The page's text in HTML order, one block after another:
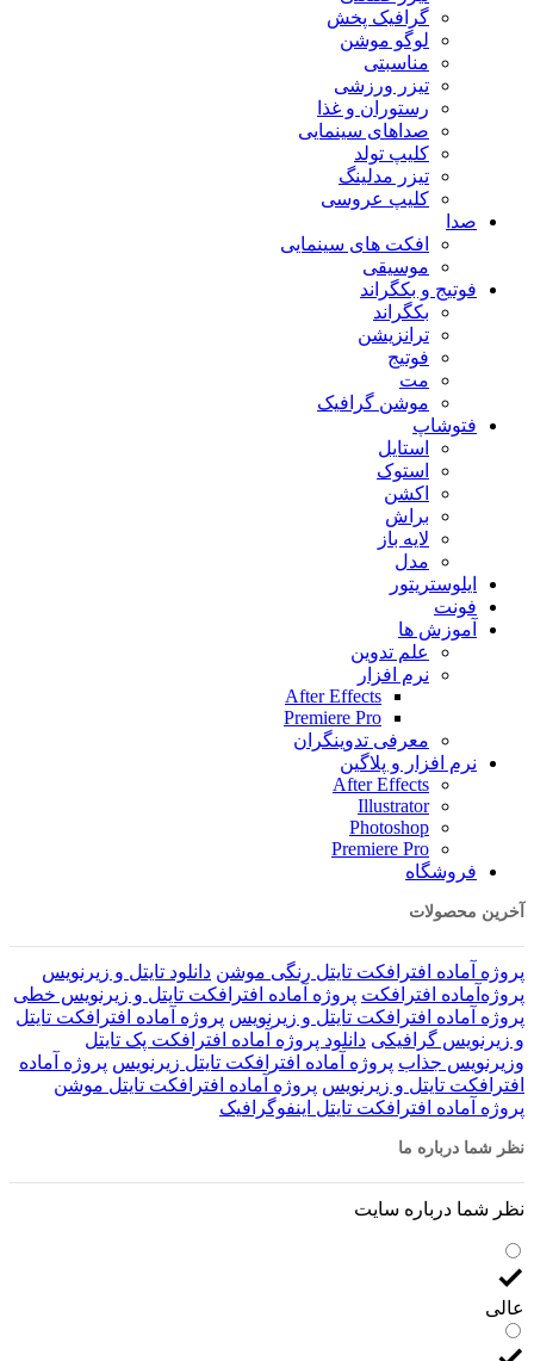
گرافیک پخش
لوگو موشن
مناسبتی
تیزر ورزشی
رستوران و غذا
صداهای سینمایی
کلیپ تولد
تیزر مدلینگ
کلیپ عروسی
صدا
افکت های سینمایی
موسیقی
فوتیج و بکگراند
بکگراند
ترانزیشن
فوتیج
مت
موشن گرافیک
فتوشاپ
استایل
استوک
اکشن
براش
لایه باز
مدل
ایلوستریتور
فونت
آموزش ها
علم تدوین
نرم افزار
After Effects
Premiere Pro
معرفی تدوینگران
نرم افزار و پلاگین
After Effects
Illustrator
Photoshop
Premiere Pro
فروشگاه
آخرین محصولات
پروژه آماده افترافکت تایتل رنگی موشن دانلود تایتل و زیرنویس‌
پروژه‌آماده افترافکت پروژه آماده افترافکت تایتل و زیرنویس خطی
پروژه آماده افترافکت تایتل و زیرنویس پروژه آماده افترافکت تایتل
و زیرنویس گرافیکی دانلود پروژه آماده افترافکت پک تایتل
وزیرنویس جذاب پروژه آماده افترافکت تایتل زیرنویس پروژه آماده
افترافکت تایتل و زیرنویس پروژه آماده افترافکت تایتل موشن
پروژه آماده افترافکت تایتل اینفوگرافیک
نظر شما درباره ما
نظر شما درباره سایت
عالی